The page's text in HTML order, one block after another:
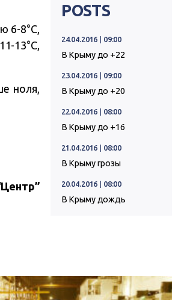
6-8°C,
13°C,
ноля,
POSTS
24.04.2016 | 09:00
В Крыму до +22
23.04.2016 | 09:00
В Крыму до +20
22.04.2016 | 08:00
В Крыму до +16
21.04.2016 | 08:00
В Крыму грозы
20.04.2016 | 08:00
В Крыму дождь